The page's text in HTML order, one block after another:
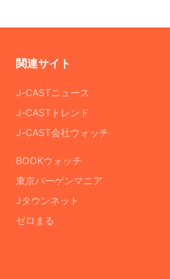
関連サイト
J-CASTニュース
J-CASTトレンド
J-CAST会社ウォッチ
BOOKウォッチ
東京バーゲンマニア
Jタウンネット
ゼロまる